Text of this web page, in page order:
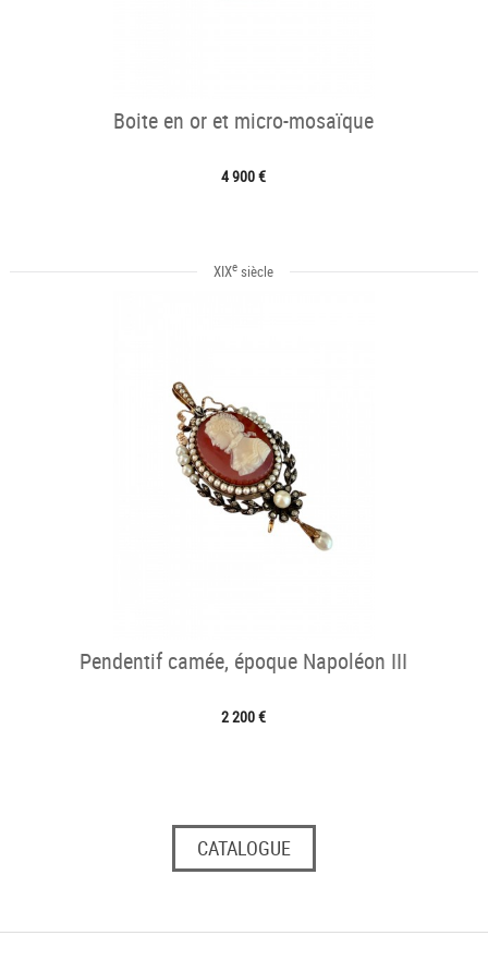
Boite en or et micro-mosaïque
4 900 €
XIXe siècle
Pendentif camée, époque Napoléon III
2 200 €
CATALOGUE